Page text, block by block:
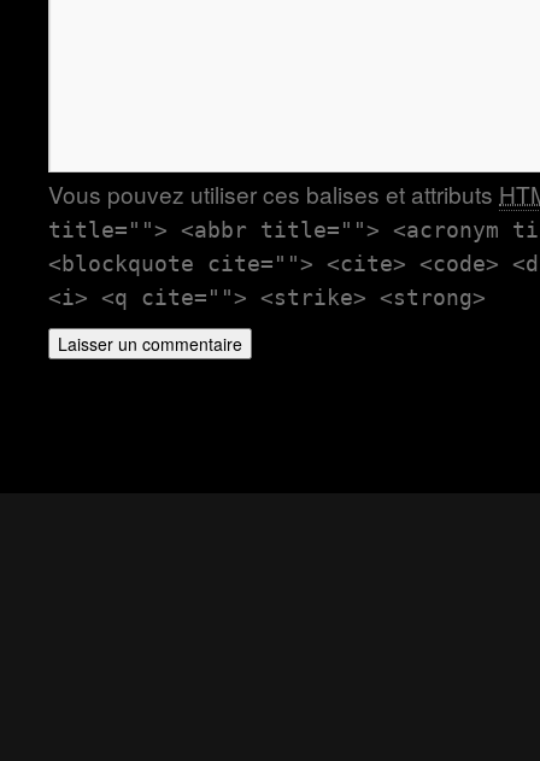
Vous pouvez utiliser ces balises et attributs
title=""> <abbr title=""> <acronym
<blockquote cite=""> <cite> <code>
<i> <q cite=""> <strike> <strong>